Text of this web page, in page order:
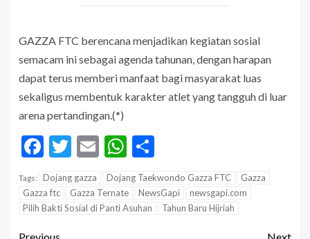
GAZZA FTC berencana menjadikan kegiatan sosial
semacam ini sebagai agenda tahunan, dengan harapan
dapat terus memberi manfaat bagi masyarakat luas
sekaligus membentuk karakter atlet yang tangguh di luar
arena pertandingan.(*)
Facebook
Twitter
EmailWhatsApp
Tags: Dojang gazza Dojang Taekwondo Gazza FTC
Gazza
Gazza ftc
Gazza Ternate NewsGapi
newsgapi.com
Pilih Bakti Sosial di Panti Asuhan
Tahun Baru Hijriah